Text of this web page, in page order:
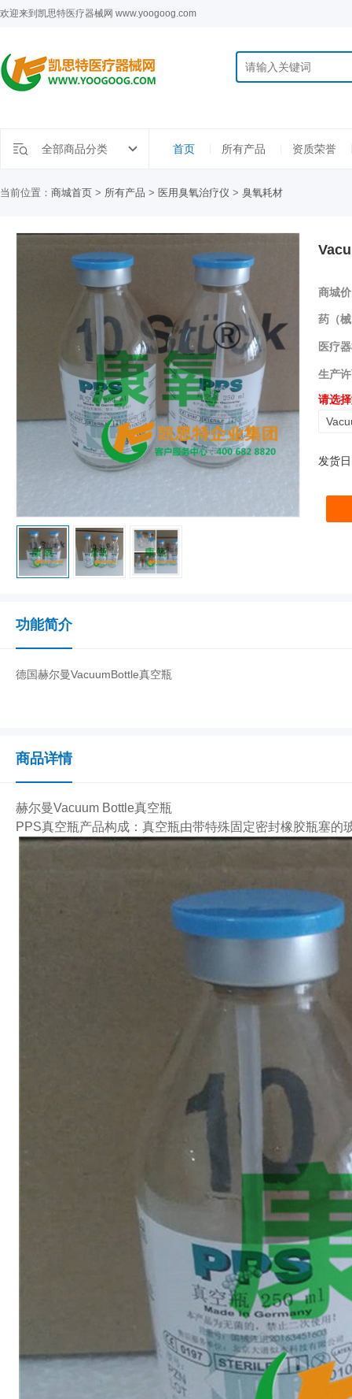
欢迎来到凯思特医疗器械网 www.yoogoog.com
全部商品分类 首页 所有产品 资质荣誉
当前位置： 商城首页 > 所有产品 > 医用臭氧治疗仪 > 臭氧耗材
商城
药（
医疗
生产
请选
发货
功能简介
德国赫尔曼VacuumBottle真空瓶
商品详情
赫尔曼Vacuum Bottle真空瓶
PPS真空瓶产品构成：真空瓶由带特殊固定密封橡胶瓶塞